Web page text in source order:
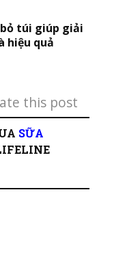
túi giúp giải
hiệu quả
this post
SỮA